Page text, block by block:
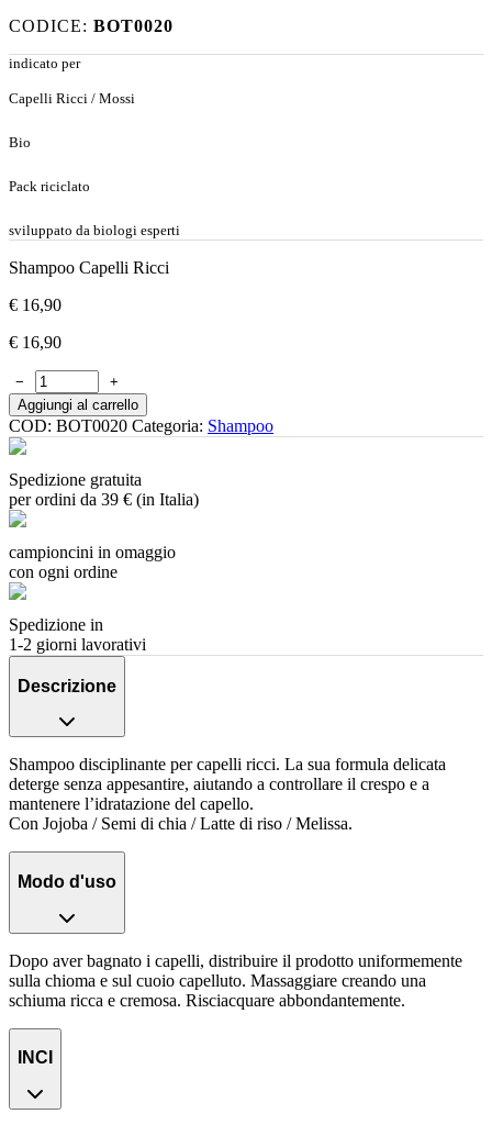
CODICE: BOT0020
indicato per
Capelli Ricci / Mossi
Bio
Pack riciclato
sviluppato da biologi esperti
Shampoo Capelli Ricci
€ 16,90
€ 16,90
−
+
Aggiungi al carrello
COD: BOT0020 Categoria: Shampoo
Spedizione gratuita
per ordini da 39 € (in Italia)
campioncini in omaggio
con ogni ordine
Spedizione in
1-2 giorni lavorativi
Descrizione
Shampoo disciplinante per capelli ricci. La sua formula delicata
deterge senza appesantire, aiutando a controllare il crespo e a
mantenere l’idratazione del capello.
Con Jojoba / Semi di chia / Latte di riso / Melissa.
Modo d'uso
Dopo aver bagnato i capelli, distribuire il prodotto uniformemente
sulla chioma e sul cuoio capelluto. Massaggiare creando una
schiuma ricca e cremosa. Risciacquare abbondantemente.
INCI